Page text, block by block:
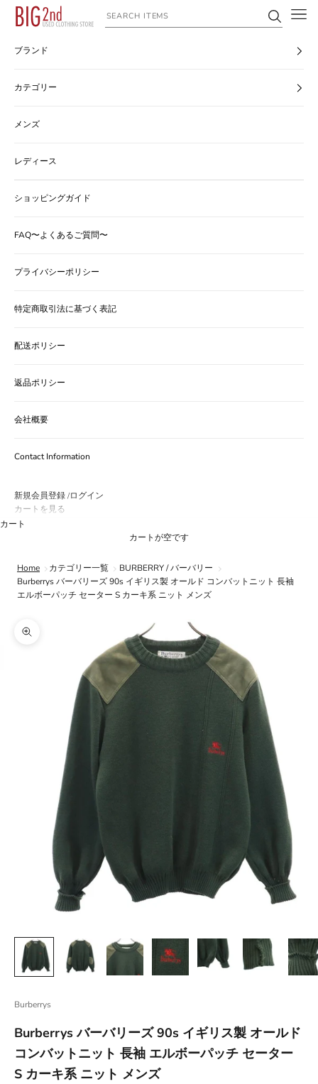
コンテンツへスキップ
ヴィンテージ古着のオンライン通販なら【公式】古着屋BIG2nd
ブランド
カテゴリー
メンズ
レディース
ショッピングガイド
FAQ〜よくあるご質問〜
プライバシーポリシー
特定商取引法に基づく表記
配送ポリシー
返品ポリシー
会社概要
Contact Information
新規会員登録 /ログイン
カートを見る
カート
カートが空です
Home カテゴリー一覧
BURBERRY / バーバリー
Burberrys バーバリーズ 90s イギリス製 オールド コンバットニット 長袖
エルボーパッチ セーター S カーキ系 ニット メンズ
ズームイン
Burberrys
Burberrys バーバリーズ 90s イギリス製 オールド
コンバットニット 長袖 エルボーパッチ セーター
S カーキ系 ニット メンズ